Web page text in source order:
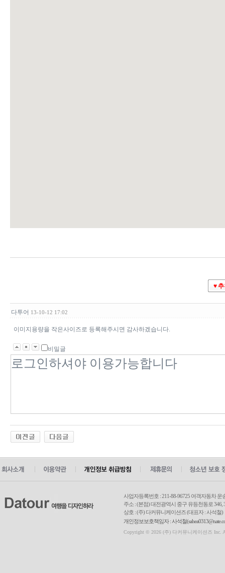
♥
다투어 13-10-12 17:02
이미지용량을 작은사이즈로 등록해주시면 감사하겠습니다.
비밀글
사업자등록번호 : 211-88-96725 여객자동차
주소 : (본점) 대전광역시 중구 유등천동로
상호 : (주) 다커뮤니케이션즈 (대표자 : 사석철)
개인정보보호책임자 : 사석철
Copyright © 2026 (주) 다커뮤니케이션즈 Inc.